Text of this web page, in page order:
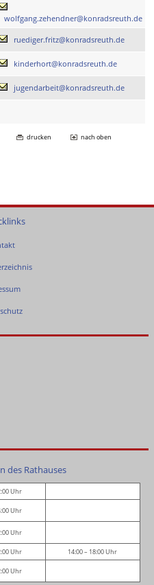
wolfgang.zehendner@konradsreuth.de
ruediger.fritz@konradsreuth.de
kinderhort@konradsreuth.de
jugendarbeit@konradsreuth.de
drucken nach oben
des Rathauses
Uhr
Uhr
Uhr
Uhr 14:00 – 18:00 Uhr
Uhr